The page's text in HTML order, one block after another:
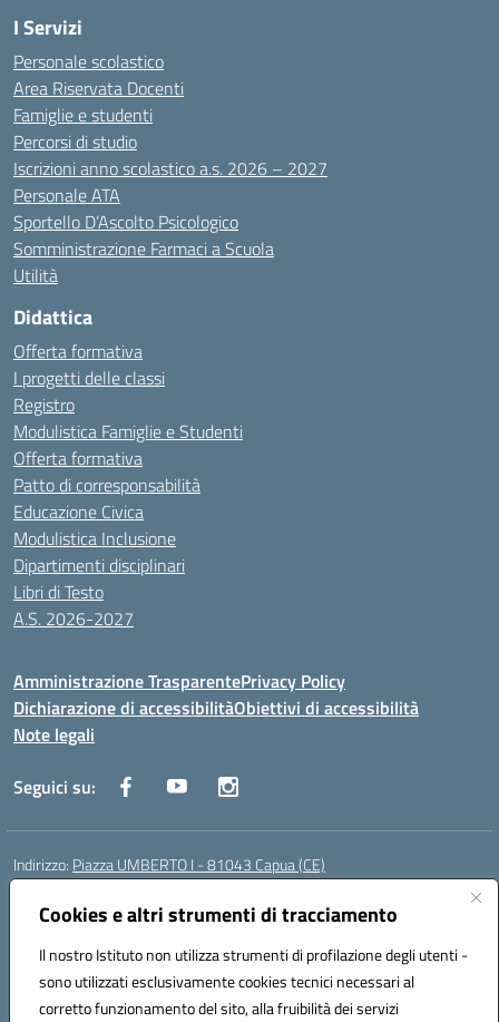
Cookies e altri strumenti di tracciamento
Il nostro Istituto non utilizza strumenti di profilazione degli utenti -
sono utilizzati esclusivamente cookies tecnici necessari al
corretto funzionamento del sito, alla fruibilità dei servizi
I Servizi
Personale scolastico
Area Riservata Docenti
Famiglie e studenti
Percorsi di studio
Iscrizioni anno scolastico a.s. 2026 – 2027
Personale ATA
Sportello D’Ascolto Psicologico
Somministrazione Farmaci a Scuola
Utilità
Didattica
Offerta formativa
I progetti delle classi
Registro
Modulistica Famiglie e Studenti
Offerta formativa
Patto di corresponsabilità
Educazione Civica
Modulistica Inclusione
Dipartimenti disciplinari
Libri di Testo
A.S. 2026-2027
Amministrazione TrasparentePrivacy Policy
Dichiarazione di accessibilitàObiettivi di accessibilità
Note legali
Seguici su:
Indirizzo: Piazza UMBERTO I - 81043 Capua (CE)
Centralino:
Posta elettronica certificata (PEC):cepm03000d@pec.istruzione.it
Codice fiscale: 93034560610
Codice meccanografico:CEPM03000D
Codice Indice delle Pubbliche Amministrazioni (IPA): istsc_cepm03000d